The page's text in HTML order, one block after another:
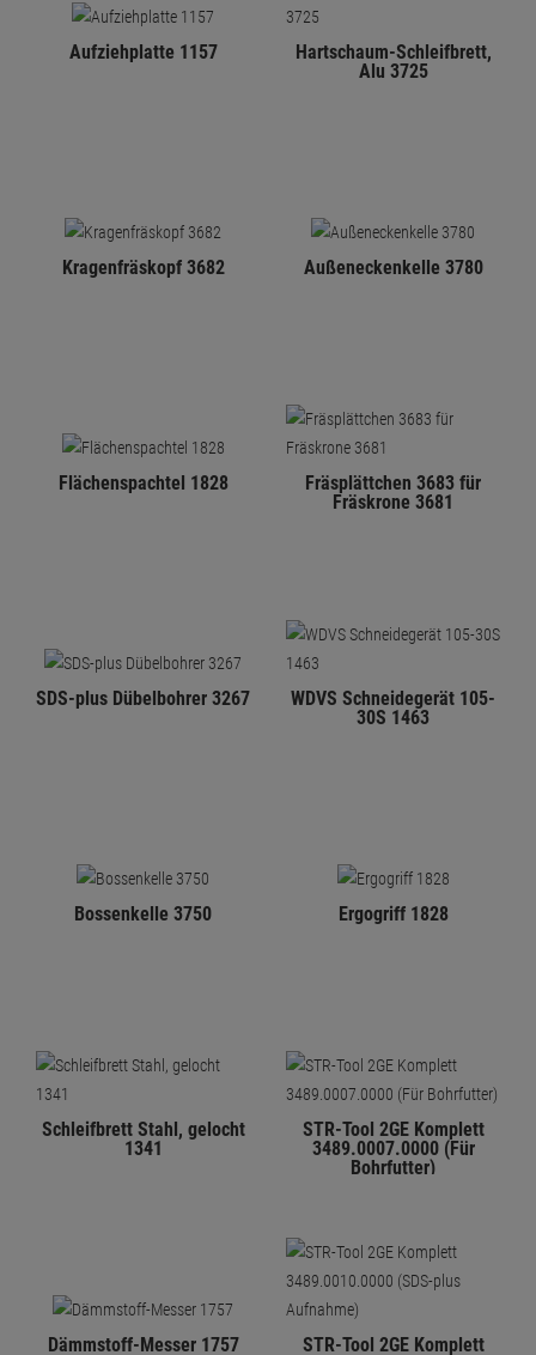
Aufziehplatte 1157
Hartschaum-Schleifbrett,
Alu 3725
Kragenfräskopf 3682 Außeneckenkelle 3780
Flächenspachtel 1828
Fräsplättchen 3683 für
Fräskrone 3681
SDS-plus Dübelbohrer 3267
WDVS Schneidegerät 105-
30S 1463
Bossenkelle 3750 Ergogriff 1828
Schleifbrett Stahl, gelocht
1341
STR-Tool 2GE Komplett
3489.0007.0000 (Für
Bohrfutter)
Dämmstoff-Messer 1757
STR-Tool 2GE Komplett